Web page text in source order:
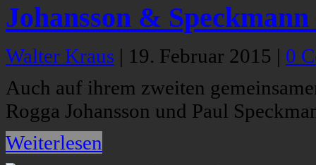
Johansson &
Walter Kraus | 19. Februar 2015 | 0
Auch auf ihrem zweiten
Rogga Johansson und Paul
Weiterlesen